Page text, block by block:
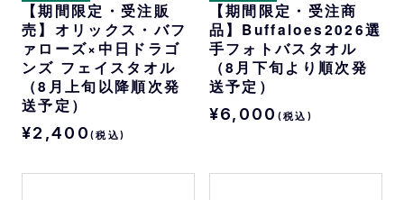
【期間限定・受注販
売】オリックス・バフ
ァローズ×中日ドラゴ
ンズ フェイスタオル
（8月上旬以降順次発
送予定）
¥2,400 (税込)
【期間限定・受注商
品】Buffaloes2026選
手フォトバスタオル
（8月下旬より順次発
送予定）
¥6,000 (税込)